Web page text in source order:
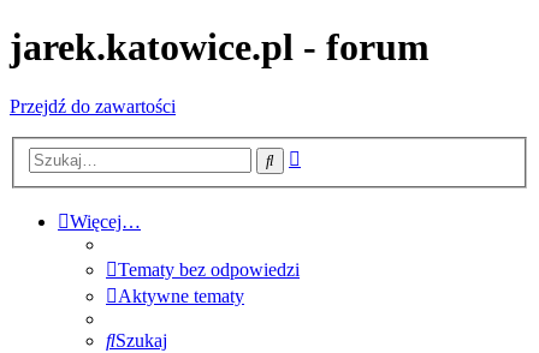
jarek.katowice.pl - forum
Przejdź do zawartości
Szukaj
Więcej…
Tematy bez odpowiedzi
Aktywne tematy
Szukaj